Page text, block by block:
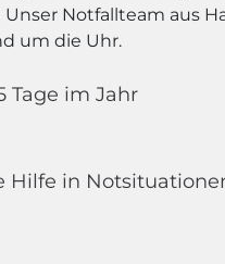
Unser Notfallteam aus
um die Uhr.
Tage im Jahr
Hilfe in